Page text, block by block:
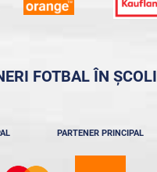
FOTBAL ÎN ȘCOLI
PARTENER PRINCIPAL